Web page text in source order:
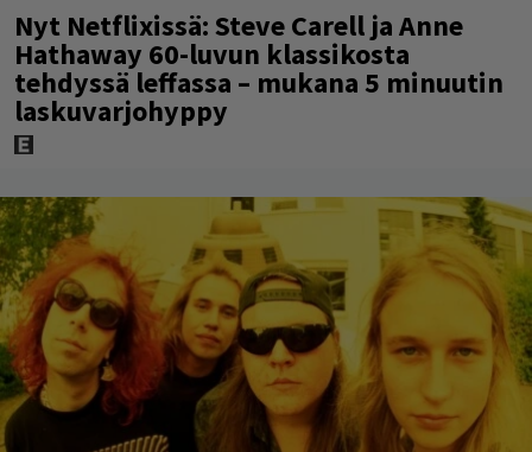
Nyt Netflixissä: Steve Carell ja Anne
Hathaway 60-luvun klassikosta
tehdyssä leffassa – mukana 5 minuutin
laskuvarjohyppy